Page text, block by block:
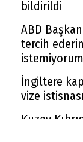
bildirildi
ABD
tercih
İngiltere
vize istisnası
Kuzey